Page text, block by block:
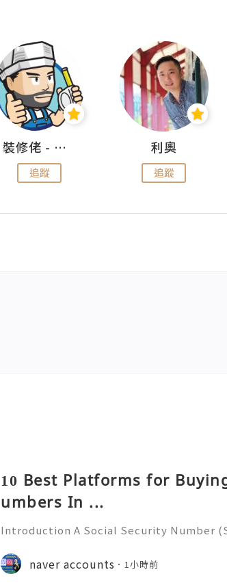
裝修佬 - 香港一站式網上裝修平台
追蹤
利奧
追蹤
10 Best Platforms for
umbers In ...
Introduction A Social Security Number
official identification, employment
overnment-related pur
naver accounts 1小時前